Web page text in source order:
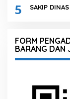
5 SAKIP
FORM
BARANG DAN